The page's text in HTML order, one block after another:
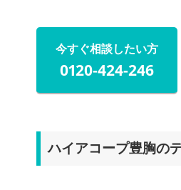
今すぐ相談したい方
0120-424-246
ハイアコープ豊胸の